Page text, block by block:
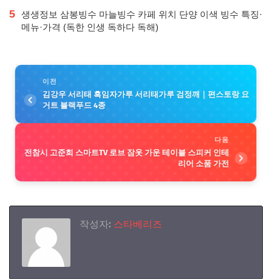
5 생생정보 삼봉빙수 마늘빙수 카페 위치 단양 이색 빙수 특징·
메뉴·가격 (독한 인생 독하다 독해)
이전
김강우 서리태 흑임자가루 서리태가루 검정깨｜편스토랑 요
거트 블랙푸드 4종
다음
전참시 고준희 스마트TV 로브 잠옷 가운 테이블 스피커 인테
리어 소품 가전
작성자: 스타베리즈